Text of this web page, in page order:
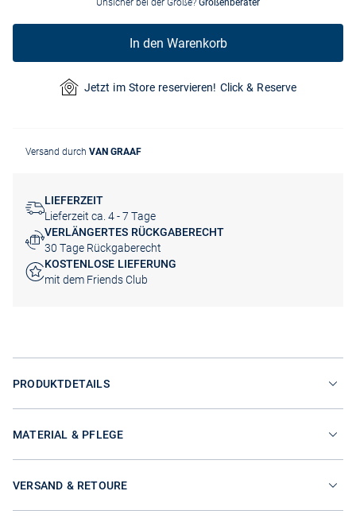
Unsicher bei der Größe? Größenberater
In den Warenkorb
Jetzt im Store reservieren! Click & Reserve
Versand durch VAN GRAAF
LIEFERZEIT
Lieferzeit ca. 4 - 7 Tage
VERLÄNGERTES RÜCKGABERECHT
30 Tage Rückgaberecht
KOSTENLOSE LIEFERUNG
mit dem Friends Club
PRODUKTDETAILS
MATERIAL & PFLEGE
VERSAND & RETOURE